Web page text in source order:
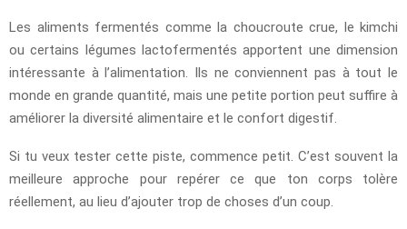
Les aliments fermentés comme la choucroute crue, le kimchi
ou certains légumes lactofermentés apportent une dimension
intéressante à l’alimentation. Ils ne conviennent pas à tout le
monde en grande quantité, mais une petite portion peut suffire à
améliorer la diversité alimentaire et le confort digestif.
Si tu veux tester cette piste, commence petit. C’est souvent la
meilleure approche pour repérer ce que ton corps tolère
réellement, au lieu d’ajouter trop de choses d’un coup.